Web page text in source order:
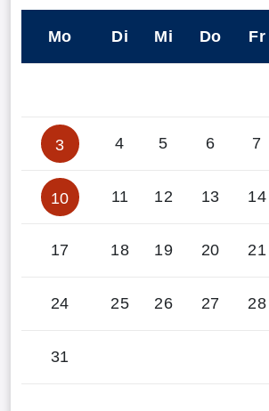
Mo Di Mi Do Fr
3 4 5 6 7
10 11 12 13 14
17 18 19 20 21
24 25 26 27 28
31